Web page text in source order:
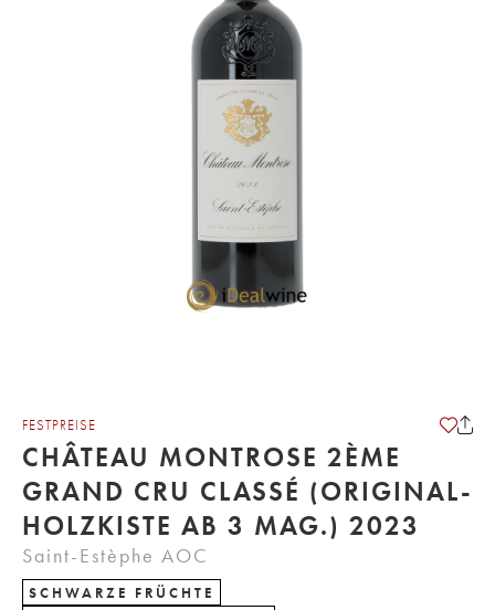
FESTPREISE
CHÂTEAU MONTROSE 2ÈME
GRAND CRU CLASSÉ (ORIGINAL-
HOLZKISTE AB 3 MAG.) 2023
Saint-Estèphe AOC
SCHWARZE FRÜCHTE